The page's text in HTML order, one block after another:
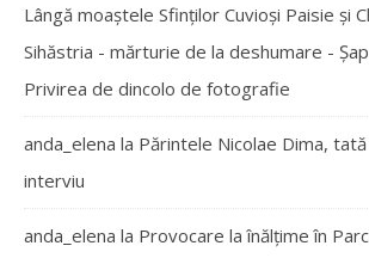
Lângă moaștele Sfinților Cuvioși Paisie și
Sihăstria - mărturie de la deshumare -
Privirea de dincolo de fotografie
anda_elena la Părintele Nicolae Dima,
interviu
anda_elena la Provocare la înălțime în